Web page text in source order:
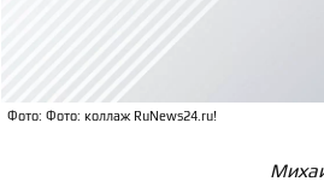
Фото: Фото: коллаж RuNews24.ru!